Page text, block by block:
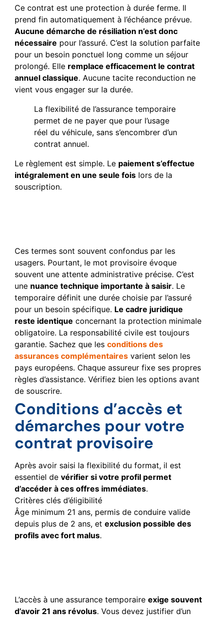
Ce contrat est une protection à durée ferme. Il
prend fin automatiquement à l’échéance prévue.
Aucune démarche de résiliation n’est donc
nécessaire pour l’assuré. C’est la solution parfaite
pour un besoin ponctuel long comme un séjour
prolongé. Elle remplace efficacement le contrat
annuel classique. Aucune tacite reconduction ne
vient vous engager sur la durée.
La flexibilité de l’assurance temporaire
permet de ne payer que pour l’usage
réel du véhicule, sans s’encombrer d’un
contrat annuel.
Le règlement est simple. Le paiement s’effectue
intégralement en une seule fois lors de la
souscription.
Ces termes sont souvent confondus par les
usagers. Pourtant, le mot provisoire évoque
souvent une attente administrative précise. C’est
une nuance technique importante à saisir. Le
temporaire définit une durée choisie par l’assuré
pour un besoin spécifique. Le cadre juridique
reste identique concernant la protection minimale
obligatoire. La responsabilité civile est toujours
garantie. Sachez que les conditions des
assurances complémentaires varient selon les
pays européens. Chaque assureur fixe ses propres
règles d’assistance. Vérifiez bien les options avant
de souscrire.
Conditions d’accès et
démarches pour votre
contrat provisoire
Après avoir saisi la flexibilité du format, il est
essentiel de vérifier si votre profil permet
d’accéder à ces offres immédiates.
Critères clés d’éligibilité
Âge minimum 21 ans, permis de conduire valide
depuis plus de 2 ans, et exclusion possible des
profils avec fort malus.
L’accès à une assurance temporaire exige souvent
d’avoir 21 ans révolus. Vous devez justifier d’un